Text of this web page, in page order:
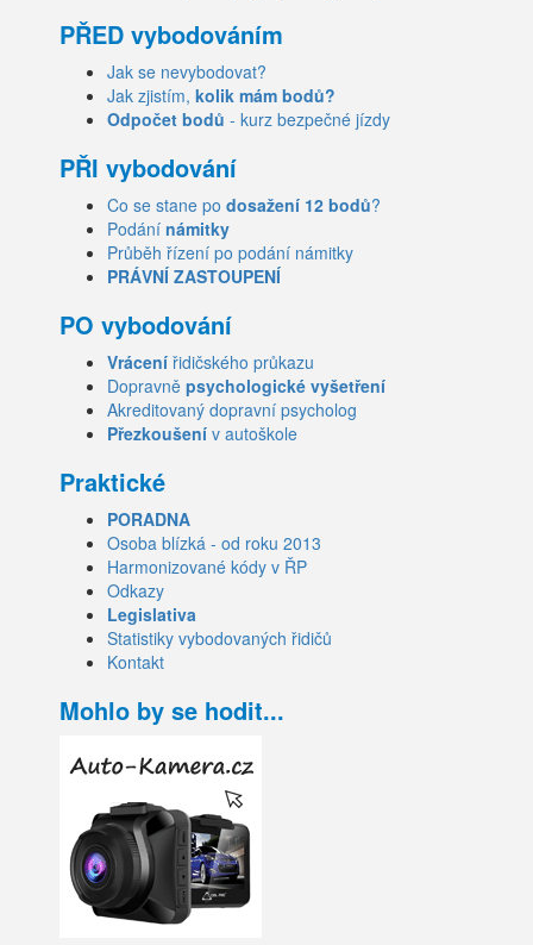
PŘED vybodováním
Jak se nevybodovat?
Jak zjistím, kolik mám bodů?
Odpočet bodů - kurz bezpečné jízdy
PŘI vybodování
Co se stane po dosažení 12 bodů?
Podání námitky
Průběh řízení po podání námitky
PRÁVNÍ ZASTOUPENÍ
PO vybodování
Vrácení řidičského průkazu
Dopravně psychologické vyšetření
Akreditovaný dopravní psycholog
Přezkoušení v autoškole
Praktické
PORADNA
Osoba blízká - od roku 2013
Harmonizované kódy v ŘP
Odkazy
Legislativa
Statistiky vybodovaných řidičů
Kontakt
Mohlo by se hodit...